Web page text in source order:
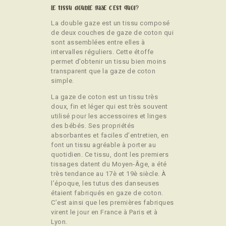
le tissu double gaze c'est quoi?
La double gaze est un tissu composé
de deux couches de gaze de coton qui
sont assemblées entre elles à
intervalles réguliers. Cette étoffe
permet d’obtenir un tissu bien moins
transparent que la gaze de coton
simple.
La gaze de coton est un tissu très
doux, fin et léger qui est très souvent
utilisé pour les accessoires et linges
des bébés. Ses propriétés
absorbantes et faciles d’entretien, en
font un tissu agréable à porter au
quotidien. Ce tissu, dont les premiers
tissages datent du Moyen-Âge, a été
très tendance au 17è et 19è siècle. À
l’époque, les tutus des danseuses
étaient fabriqués en gaze de coton.
C’est ainsi que les premières fabriques
virent le jour en France à Paris et à
Lyon.